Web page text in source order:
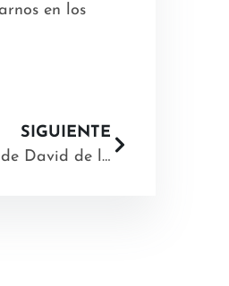
en los
SIGUIENTE
Mundo Volátil: la obra de David de las Heras en la Sala Débora Arango